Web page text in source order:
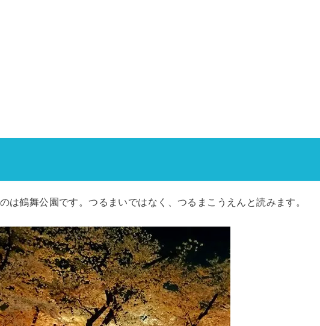
は鶴舞公園です。つるまいではなく、つるまこうえんと読みます。